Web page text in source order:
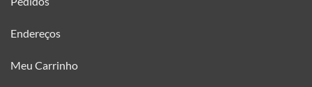
Endereços
Meu Carrinho